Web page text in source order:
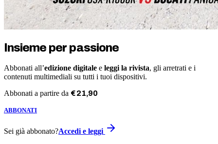
Insieme per passione
Abbonati all’edizione digitale e leggi la rivista, gli arretrati e i
contenuti multimediali su tutti i tuoi dispositivi.
Abbonati a partire da €21,90
ABBONATI
Sei già abbonato?Accedi e leggi